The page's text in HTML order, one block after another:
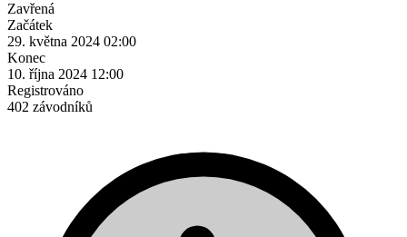
Zavřená
Začátek
29. května 2024 02:00
Konec
10. října 2024 12:00
Registrováno
402 závodníků